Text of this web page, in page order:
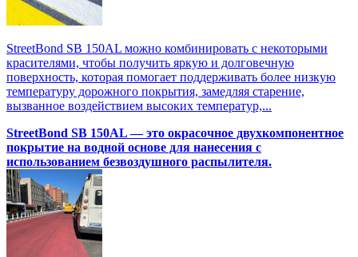
StreetBond SB 150AL можно комбинировать с некоторыми
красителями, чтобы получить яркую и долговечную
поверхность, которая помогает поддерживать более низкую
температуру дорожного покрытия, замедляя старение,
вызванное воздействием высоких температур,...
StreetBond SB 150AL — это окрасочное двухкомпонентное
покрытие на водной основе для нанесения с
использованием безвоздушного распылителя.